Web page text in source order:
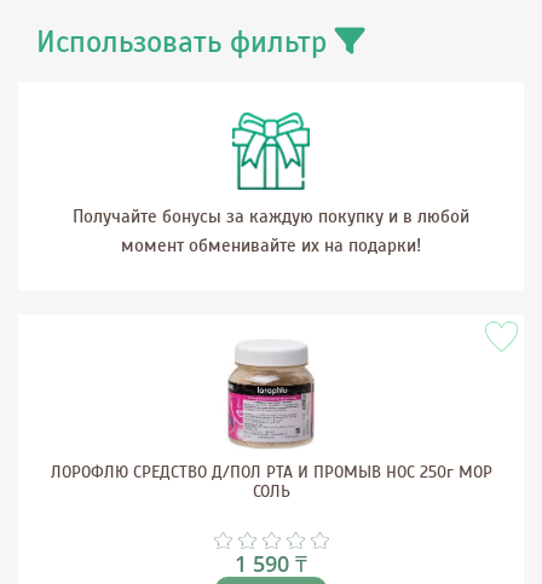
Использовать фильтр
Получайте бонусы за каждую покупку и в любой
момент обменивайте их на подарки!
ЛОРОФЛЮ СРЕДСТВО Д/ПОЛ РТА И ПРОМЫВ НОС 250г МОР
СОЛЬ
1 590 ₸